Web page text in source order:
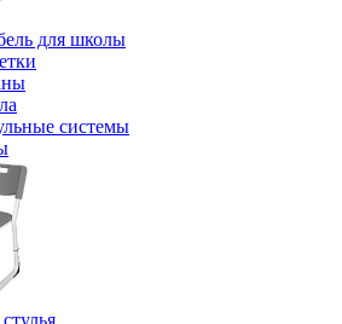
для школы
системы